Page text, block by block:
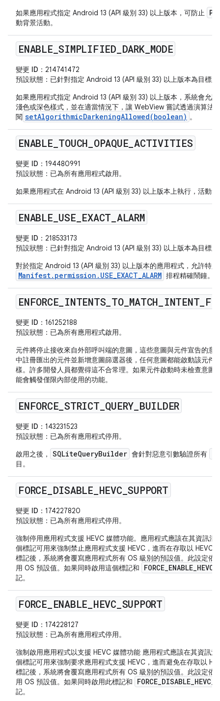
如果應用程式指定 Android 13 (API 級別 33) 以上版本，可防止
動背景活動。
ENABLE _SIMPLIFIED DARK MODE
變更 ID： 214741472
預設狀態 ：已針對指定 Android 13 (API 級別 33) 以上版本為目標
如果應用程式指定 Android 13 (API 級別 33) 以上版本，系統會允
淺色或深色樣式，並在適當情況下，讓 WebView 嘗試透過演算法
閱 setAlgorithmicDarkeningAllowed(boolean) 。
ENABLE TOUCH OPAQUE ACTIVITIES
變更 ID： 194480991
預設狀態 ：已為所有應用程式啟用。
如果應用程式在 Android 13 (API 級別 33) 以上版本上執行，活動
ENABLE USE EXACT ALARM
變更 ID： 218533173
預設狀態 ：已針對指定 Android 13 (API 級別 33) 以上版本為目標
對於指定 Android 13 (API 級別 33) 以上版本的應用程式，允許特
Manifest.permission.USE_EXACT_ALARM 排程精確鬧鐘。
ENFORCE INTENTS TO_ MATCH INTENT
變更 ID： 161252188
預設狀態 ：已為所有應用程式啟用。
元件將停止接收來自外部呼叫端的意圖，這些意圖與元件宣告的意
中註冊匯出的元件並新增意圖篩選器後，任何意圖都能啟動該元件
樣。許多開發人員都覺得這不合常理。如果元件啟動時未檢查意圖
能會觸發僅限內部使用的功能。
ENFORCE STRICT QUERY BUILDER
變更 ID： 143231523
預設狀態 ：已為所有應用程式停用。
啟用之後，
SQLiteQueryBuilder 會針對惡意引數驗證所有
目。
FORCE DISABLE HEVC _SUPPORT
變更 ID： 174227820
預設狀態 ：已為所有應用程式停用。
強制停用應用程式支援 HEVC 媒體功能。應用程式應該在其資訊
個標記可用來強制禁止應用程式支援 HEVC，進而在存取以 HEVC
標記後，系統將會覆寫應用程式所有 OS 級別的預設值。此設定依
用 OS 預設值。如果同時啟用這個標記和
記。
FORCE ENABLE HEVC SUPPORT
變更 ID： 174228127
預設狀態 ：已為所有應用程式停用。
強制啟用應用程式以支援 HEVC 媒體功能 應用程式應該在其資訊
個標記可用來強制要求應用程式支援 HEVC，進而避免在存取以
標記後，系統將會覆寫應用程式所有 OS 級別的預設值。此設定依
用 OS 預設值。如果同時啟用此標記和
記。